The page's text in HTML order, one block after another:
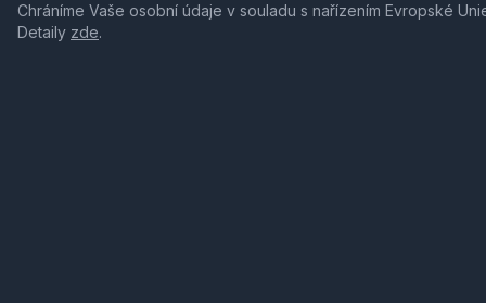
Chráníme Vaše osobní údaje v souladu s nařízením Evropské
Detaily zde.